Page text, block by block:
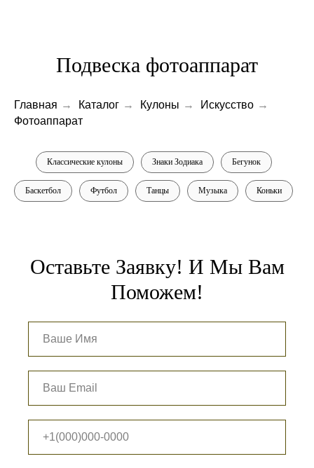
Подвеска фотоаппарат
Главная → Каталог → Кулоны → Искусство →
Фотоаппарат
Классические кулоны Знаки Зодиака Бегунок
Баскетбол Футбол Танцы Музыка Коньки
Оставьте Заявку! И Мы Вам
Поможем!